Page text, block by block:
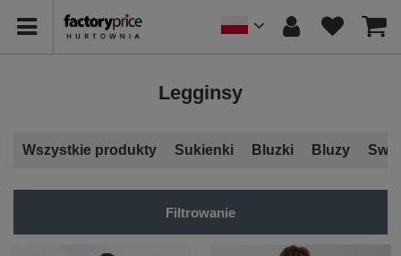
Legginsy
Wszystkie produkty Sukienki Bluzki Bluzy
Filtrowanie